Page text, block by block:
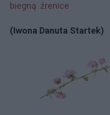
biegną źrenice
(Iwona Danuta Startek)